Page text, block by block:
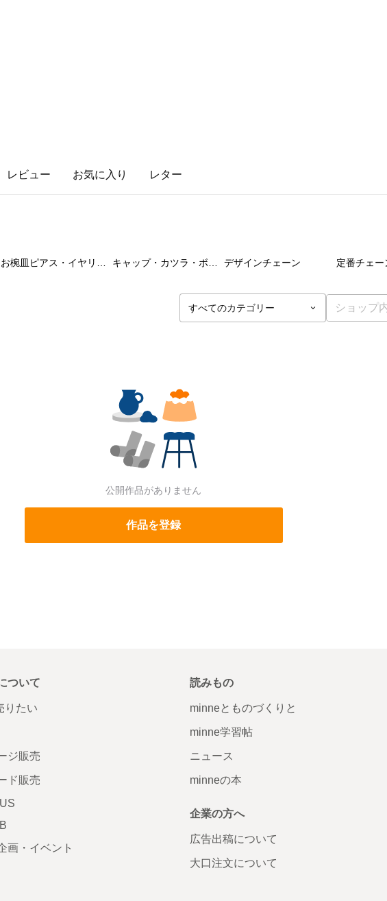
レビュー お気に入り レター
デザインチェーン
公開作品がありません
作品を登録
ついて
りたい
ジ販売
ド販売
画・イベント
読みもの
minneとものづくりと
minne学習帖
ニュース
minneの本
企業の方へ
広告出稿について
大口注文について